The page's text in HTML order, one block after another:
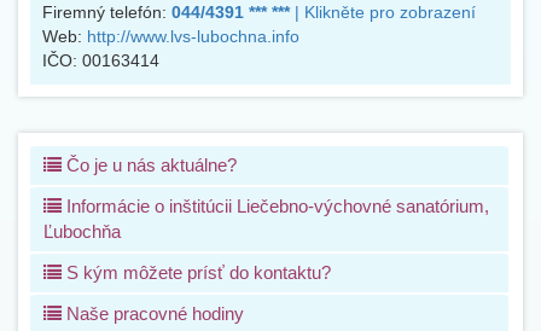
Firemný telefón: 044/4391 *** ***| Klikněte pro zobrazení
Web: http://www.lvs-lubochna.info
IČO: 00163414
Čo je u nás aktuálne?
Informácie o inštitúcii Liečebno-výchovné sanatórium,
Ľubochňa
S kým môžete prísť do kontaktu?
Naše pracovné hodiny